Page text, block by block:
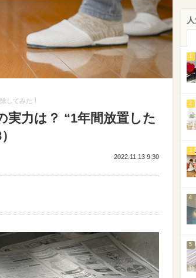
してみた！
実力は？ “1年間放置した
2022.11.13 9:30
1
2
3
4
5